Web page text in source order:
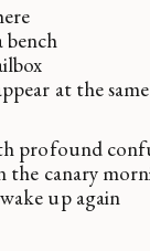
bench
at the
profound
the canary
up again